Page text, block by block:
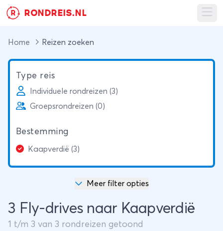
R RONDREIS.NL
Home Reizen zoeken
Type reis
Individuele rondreizen (3)
Groepsrondreizen (0)
Bestemming
Kaapverdië (3)
Meer filter opties
3 Fly-drives naar Kaapverdië
1 t/m 3 van 3 rondreizen getoond